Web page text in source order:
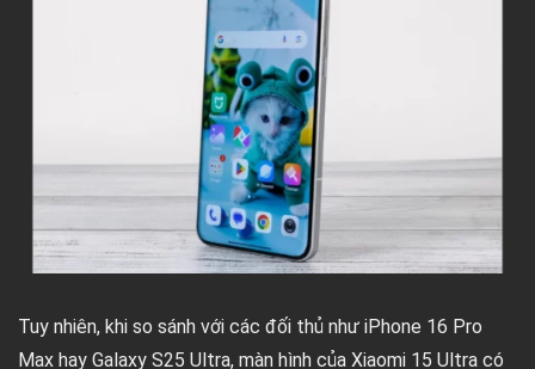
Tuy nhiên, khi so sánh với các đối thủ như iPhone 16 Pro
Max hay Galaxy S25 Ultra, màn hình của Xiaomi 15 Ultra có